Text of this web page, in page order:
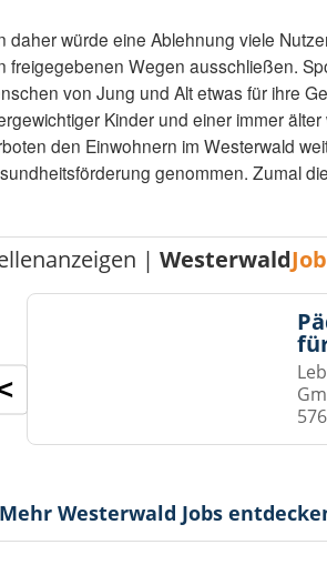
daher würde eine Ablehnung viele
freigegebenen Wegen ausschließen.
von Jung und Alt etwas für ihre
Kinder und einer immer
den Einwohnern im Westerwald
genommen. Zumal
|Westerwald
Mehr Westerwald Jobs